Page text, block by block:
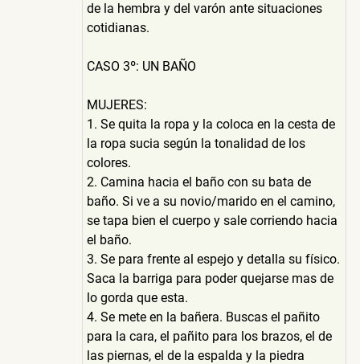
de la hembra y del varón ante situaciones
cotidianas.
CASO 3º: UN BAÑO
MUJERES:
1. Se quita la ropa y la coloca en la cesta de
la ropa sucia según la tonalidad de los
colores.
2. Camina hacia el baño con su bata de
baño. Si ve a su novio/marido en el camino,
se tapa bien el cuerpo y sale corriendo hacia
el baño.
3. Se para frente al espejo y detalla su físico.
Saca la barriga para poder quejarse mas de
lo gorda que esta.
4. Se mete en la bañera. Buscas el pañito
para la cara, el pañito para los brazos, el de
las piernas, el de la espalda y la piedra